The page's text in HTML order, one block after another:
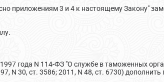
приложениям 3 и 4 к настоящему Закону"
года N 114-ФЗ "О службе в таможенных
N 30, ст. 3586; 2011, N 48, ст. 6730) дополнить